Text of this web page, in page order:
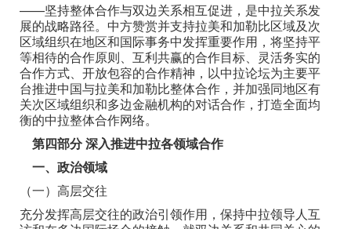
——坚持整体合作与双边关系相互促进，是中拉关系发
展的战略路径。中方赞赏并支持拉美和加勒比区域及次
区域组织在地区和国际事务中发挥重要作用，将坚持平
等相待的合作原则、互利共赢的合作目标、灵活务实的
合作方式、开放包容的合作精神，以中拉论坛为主要平
台推进中国与拉美和加勒比整体合作，并加强同地区有
关次区域组织和多边金融机构的对话合作，打造全面均
衡的中拉整体合作网络。
第四部分 深入推进中拉各领域合作
一、政治领域
（一）高层交往
充分发挥高层交往的政治引领作用，保持中拉领导人互